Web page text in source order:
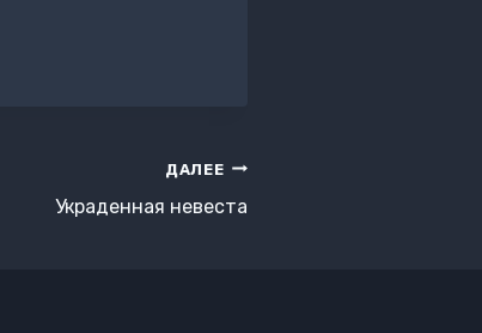
ДАЛЕЕ
Украденная невеста